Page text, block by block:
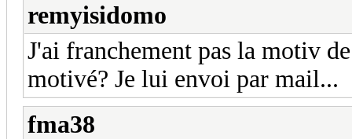
remyisidomo
J'ai franchement pas la motiv
motivé? Je lui envoi par mail...
fma38